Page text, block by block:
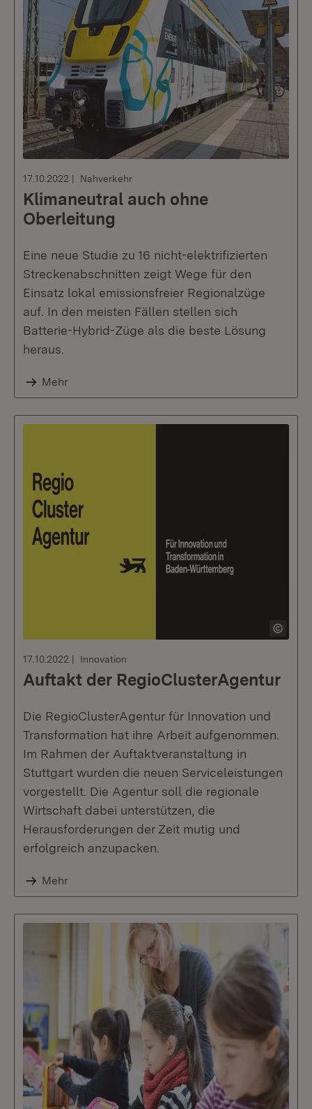
17.10.2022 Nahverkehr
Klimaneutral auch ohne
Oberleitung
Eine neue Studie zu 16 nicht-elektrifizierten
Streckenabschnitten zeigt Wege für den
Einsatz lokal emissionsfreier Regionalzüge
auf. In den meisten Fällen stellen sich
Batterie-Hybrid-Züge als die beste Lösung
heraus.
Mehr
17.10.2022 Innovation
Auftakt der RegioClusterAgentur
Die RegioClusterAgentur für Innovation und
Transformation hat ihre Arbeit aufgenommen.
Im Rahmen der Auftaktveranstaltung in
Stuttgart wurden die neuen Serviceleistungen
vorgestellt. Die Agentur soll die regionale
Wirtschaft dabei unterstützen, die
Herausforderungen der Zeit mutig und
erfolgreich anzupacken.
Mehr